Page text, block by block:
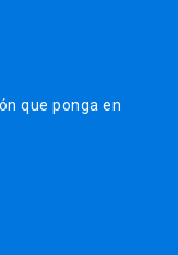
que ponga en